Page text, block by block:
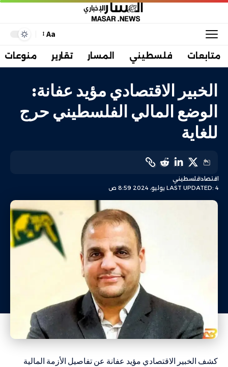
Aa
متابعات فلسطيني المسار تقارير منوعات
الخبير الاقتصادي مؤيد عفانة:
الوضع المالي الفلسطيني حرج
للغاية
LAST UPDATED: 4 يوليو، 2024 8:59 ص
اقتصادفلسطيني
كشف الخبير الاقتصادي مؤيد عفانة عن تفاصيل الأزمة المالية